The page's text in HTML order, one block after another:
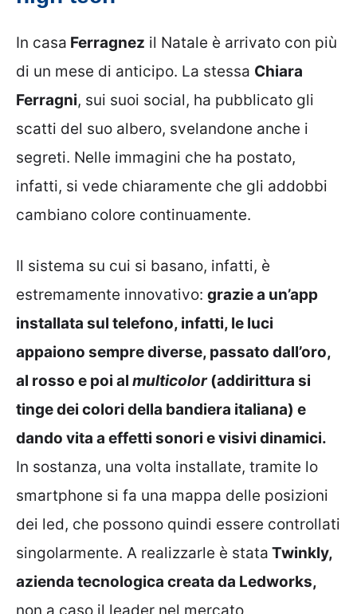
In casa Ferragnez il Natale è arrivato con più
di un mese di anticipo. La stessa Chiara
Ferragni, sui suoi social, ha pubblicato gli
scatti del suo albero, svelandone anche i
segreti. Nelle immagini che ha postato,
infatti, si vede chiaramente che gli addobbi
cambiano colore continuamente.
Il sistema su cui si basano, infatti, è
estremamente innovativo: grazie a un’app
installata sul telefono, infatti, le luci
appaiono sempre diverse, passato dall’oro,
al rosso e poi al multicolor(addirittura si
tinge dei colori della bandiera italiana) e
dando vita a effetti sonori e visivi dinamici.
In sostanza, una volta installate, tramite lo
smartphone si fa una mappa delle posizioni
dei led, che possono quindi essere controllati
singolarmente. A realizzarle è stata Twinkly,
azienda tecnologica creata da Ledworks,